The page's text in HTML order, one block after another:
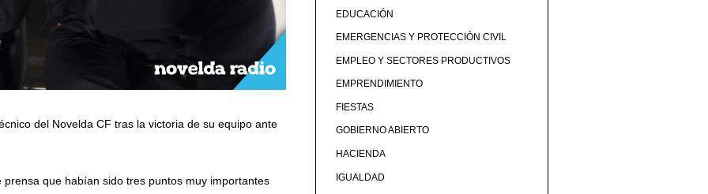
del Novelda CF tras la victoria de su equipo ante
que habían sido tres puntos muy importantes
EDUCACIÓN
EMERGENCIAS Y PROTECCIÓN CIVIL
EMPLEO Y SECTORES PRODUCTIVOS
EMPRENDIMIENTO
FIESTAS
GOBIERNO ABIERTO
HACIENDA
IGUALDAD